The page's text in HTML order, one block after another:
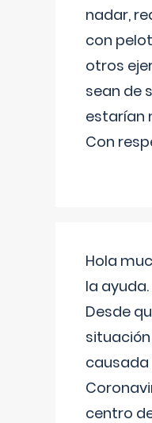
nadar,
con
otros
sean de
estarían
Con
Hola
la ayuda.
Desde
situación
causada
centro